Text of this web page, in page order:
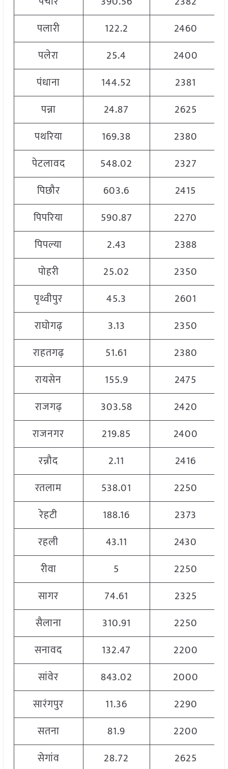
पलारी
122.2
2460
पलेरा
25.4
2400
पंधाना
144.52
2381
पन्ना
24.87
2625
पथरिया
169.38
2380
पेटलावद
548.02
2327
पिछौर
603.6
2415
पिपरिया
590.87
2270
पिपल्या
2.43
2388
पोहरी
25.02
2350
पृथ्वीपुर
45.3
2601
राघोगढ़
3.13
2350
राहतगढ़
51.61
2380
रायसेन
155.9
2475
राजगढ़
303.58
2420
राजनगर
219.85
2400
रन्नौद
2.11
2416
रतलाम
538.01
2250
रेहटी
188.16
2373
रहली
43.11
2430
रीवा
5
2250
सागर
74.61
2325
सैलाना
310.91
2250
सनावद
132.47
2200
सांवेर
843.02
2000
सारंगपुर
11.36
2290
सतना
81.9
2200
सेगांव
28.72
2625